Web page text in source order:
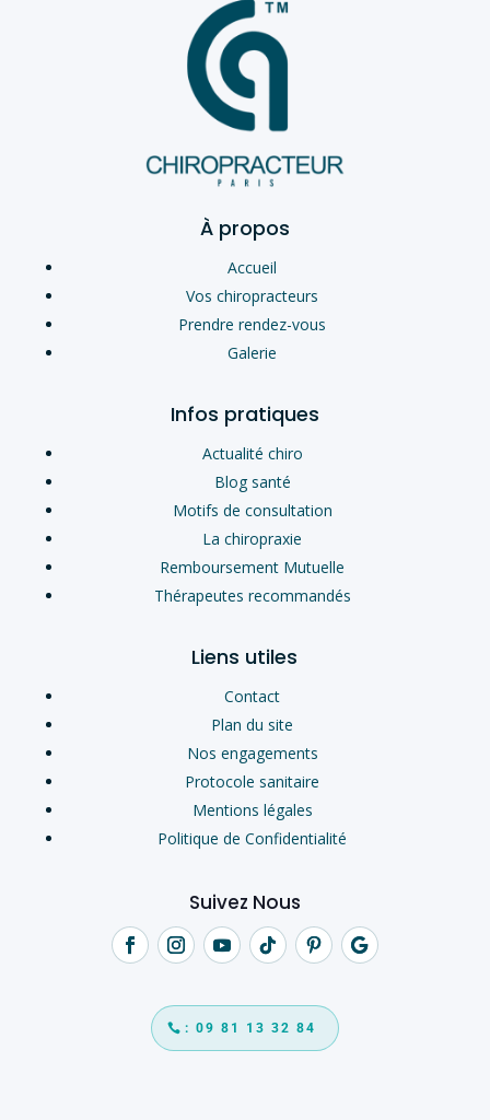
À propos
Accueil
Vos chiropracteurs
Prendre rendez-vous
Galerie
Infos pratiques
Actualité chiro
Blog santé
Motifs de consultation
La chiropraxie
Remboursement Mutuelle
Thérapeutes recommandés
Liens utiles
Contact
Plan du site
Nos engagements
Protocole sanitaire
Mentions légales
Politique de Confidentialité
Suivez Nous
: 09 81 13 32 84